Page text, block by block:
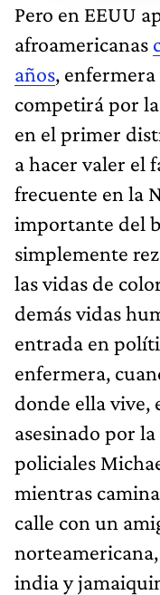
Pero en EEUU
afroamericanas
años,
competirá por
en el primer
a hacer valer el
frecuente en la
importante del
simplemente
las vidas de
demás vidas
entrada en
enfermera,
donde ella vive,
asesinado por
policiales
mientras
calle con un
india y